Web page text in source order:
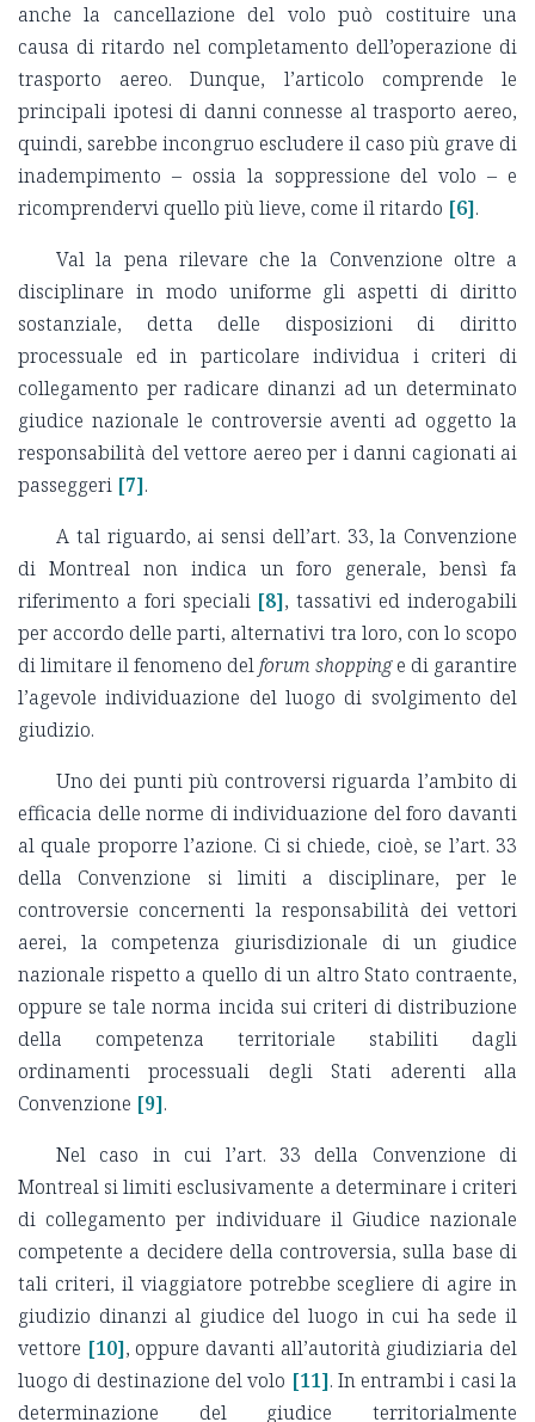
anche la cancellazione del volo può costituire una
causa di ritardo nel completamento dell’operazione di
trasporto aereo. Dunque, l’articolo comprende le
principali ipotesi di danni connesse al trasporto aereo,
quindi, sarebbe incongruo escludere il caso più grave di
inadempimento – ossia la soppressione del volo – e
ricomprendervi quello più lieve, come il ritardo [6].
Val la pena rilevare che la Convenzione oltre a
disciplinare in modo uniforme gli aspetti di diritto
sostanziale, detta delle disposizioni di diritto
processuale ed in particolare individua i criteri di
collegamento per radicare dinanzi ad un determinato
giudice nazionale le controversie aventi ad oggetto la
responsabilità del vettore aereo per i danni cagionati ai
passeggeri [7].
A tal riguardo, ai sensi dell’art. 33, la Convenzione
di Montreal non indica un foro generale, bensì fa
riferimento a fori speciali [8], tassativi ed inderogabili
per accordo delle parti, alternativi tra loro, con lo scopo
di limitare il fenomeno delforum shoppinge di garantire
l’agevole individuazione del luogo di svolgimento del
giudizio.
Uno dei punti più controversi riguarda l’ambito di
efficacia delle norme di individuazione del foro davanti
al quale proporre l’azione. Ci si chiede, cioè, se l’art. 33
della Convenzione si limiti a disciplinare, per le
controversie concernenti la responsabilità dei vettori
aerei, la competenza giurisdizionale di un giudice
nazionale rispetto a quello di un altro Stato contraente,
oppure se tale norma incida sui criteri di distribuzione
della competenza territoriale stabiliti dagli
ordinamenti processuali degli Stati aderenti alla
Convenzione [9].
Nel caso in cui l’art. 33 della Convenzione di
Montreal si limiti esclusivamente a determinare i criteri
di collegamento per individuare il Giudice nazionale
competente a decidere della controversia, sulla base di
tali criteri, il viaggiatore potrebbe scegliere di agire in
giudizio dinanzi al giudice del luogo in cui ha sede il
vettore [10], oppure davanti all’autorità giudiziaria del
luogo di destinazione del volo [11]. In entrambi i casi la
determinazione del giudice territorialmente